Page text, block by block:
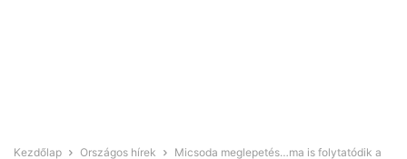
Kezdőlap Országos hírek
Micsoda meglepetés…ma is folytatódik a